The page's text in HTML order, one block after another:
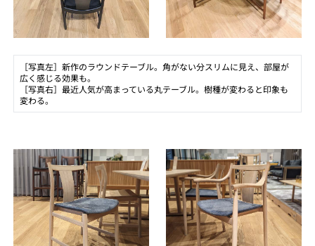
［写真左］新作のラウンドテーブル。角がない分スリムに見え、部屋が
広く感じる効果も。
［写真右］最近人気が高まっている丸テーブル。樹種が変わると印象も
変わる。